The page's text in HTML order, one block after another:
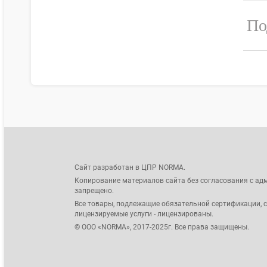
Сайт разработан в ЦПР NORMA.
Копирование материалов сайта без согласования с
запрещено.
Все товары, подлежащие обязательной сертификации,
лицензируемые услуги - лицензированы.
© ООО «NORMA», 2017-2025г. Все права защищены.